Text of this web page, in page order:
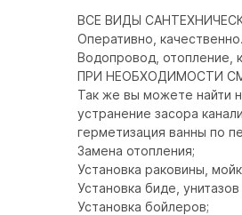
ВСЕ ВИДЫ
Оперативно, качественно.
Водопровод, отопление,
ПРИ НЕОБХОДИМОСТИ
Так же вы можете найти
устранение засора
герметизация ванны по
Замена отопления;
Установка раковины,
Установка биде, унитазов
Установка бойлеров;